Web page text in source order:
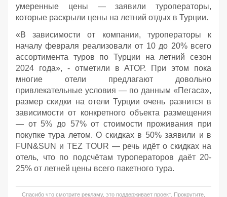
умеренные цены — заявили туроператоры,
которые раскрыли цены на летний отдых в Турции.
«В зависимости от компании, туроператоры к
началу февраля реализовали от 10 до 20% всего
ассортимента туров по Турции на летний сезон
2024 года», - отметили в АТОР. При этом пока
многие отели предлагают довольно
привлекательные условия — по данным «Пегаса»,
размер скидки на отели Турции очень разнится в
зависимости от конкретного объекта размещения
— от 5% до 57% от стоимости проживания при
покупке тура летом. О скидках в 50% заявили и в
FUN&SUN и TEZ TOUR — речь идёт о скидках на
отель, что по подсчётам туроператоров даёт 20-
25% от летней цены всего пакетного тура.
Спасибо что смотрите рекламу, это поддерживает проект. Прокрутите,